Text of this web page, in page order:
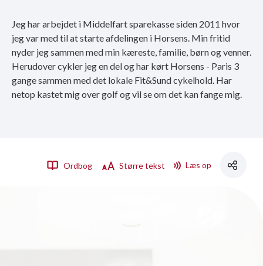
Jeg har arbejdet i Middelfart sparekasse siden 2011 hvor
jeg var med til at starte afdelingen i Horsens. Min fritid
nyder jeg sammen med min kæreste, familie, børn og venner.
Herudover cykler jeg en del og har kørt Horsens - Paris 3
gange sammen med det lokale Fit&Sund cykelhold. Har
netop kastet mig over golf og vil se om det kan fange mig.
Ordbog Større tekst Læs op